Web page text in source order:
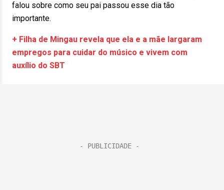
falou sobre como seu pai passou esse dia tão
importante.
+ Filha de Mingau revela que ela e a mãe largaram
empregos para cuidar do músico e vivem com
auxílio do SBT